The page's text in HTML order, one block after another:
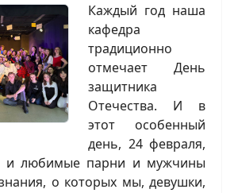
Каждый год наша
кафедра
традиционно
отмечает День
защитника
Отечества. И в
этот особенный
день, 24 февраля,
и любимые парни и мужчины
о которых мы, девушки,